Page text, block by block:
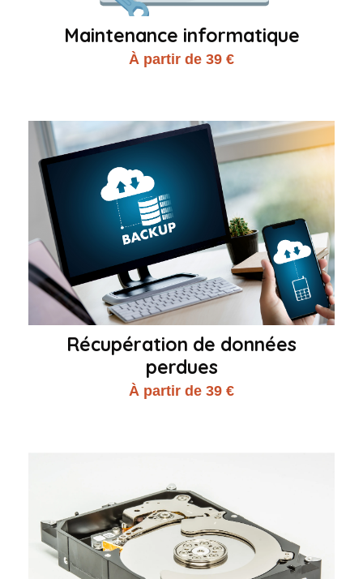
Maintenance informatique
À partir de 39 €
Récupération de données
perdues
À partir de 39 €